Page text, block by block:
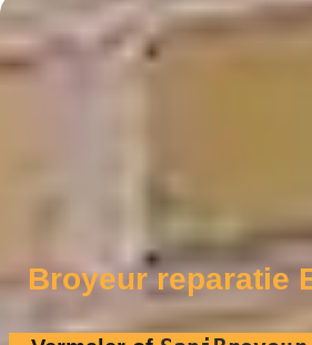
Broyeur reparatie